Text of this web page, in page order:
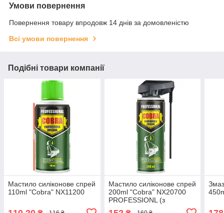
Умови повернення
Повернення товару впродовж 14 днів за домовленістю
Всі умови повернення
Подібні товари компанії
Мастило силіконове спрей
110ml "Cobra" NX11200
Мастило силіконове спрей
200ml "Cobra" NX20700
PROFESSIONL (з
аплікатором) (24 шт./яй)